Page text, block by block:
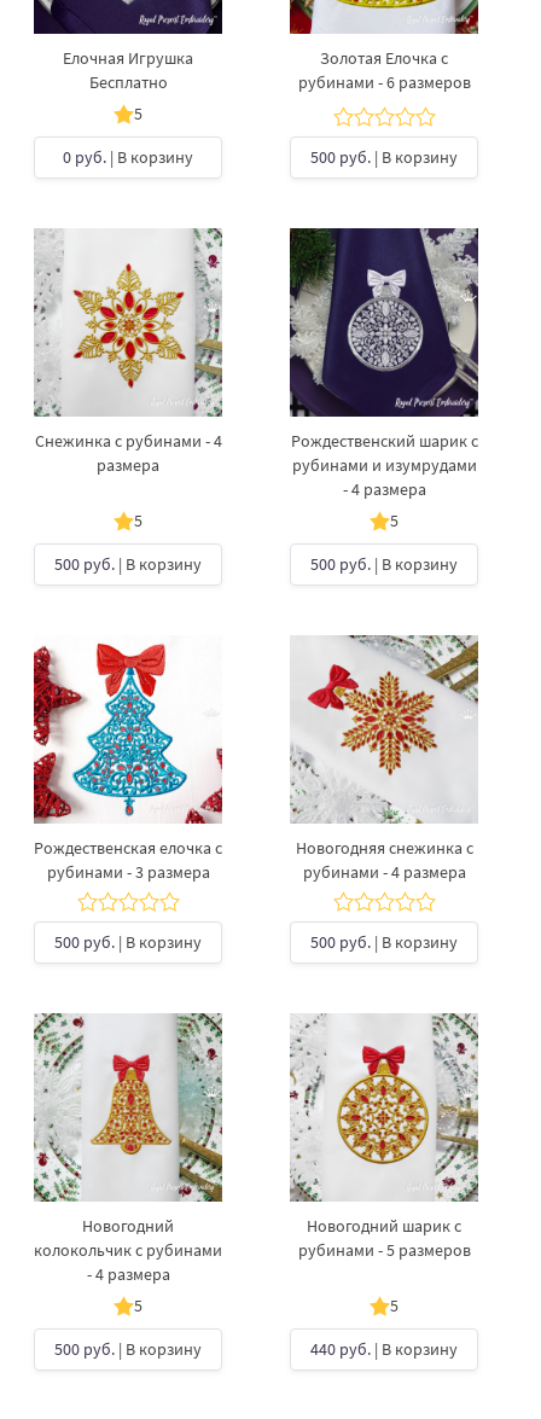
Елочная Игрушка
Бесплатно
5
0 руб. | В корзину
Золотая Елочка с
рубинами - 6 размеров
500 руб. | В корзину
Снежинка с рубинами - 4
размера
5
500 руб. | В корзину
Рождественский шарик с
рубинами и изумрудами
- 4 размера
5
500 руб. | В корзину
Рождественская елочка с
рубинами - 3 размера
500 руб. | В корзину
Новогодняя снежинка с
рубинами - 4 размера
500 руб. | В корзину
Новогодний
колокольчик с рубинами
- 4 размера
5
500 руб. | В корзину
Новогодний шарик с
рубинами - 5 размеров
5
440 руб. | В корзину